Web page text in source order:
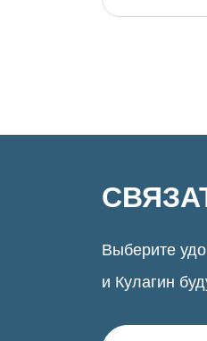
Выберите
и Кулагин